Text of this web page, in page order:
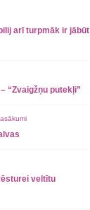
arī turpmāk ir jābūt
“Zvaigžņu putekļi”
veltītu